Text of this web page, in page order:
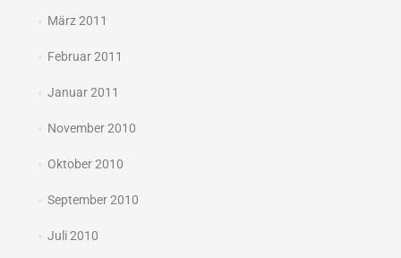
März 2011
Februar 2011
Januar 2011
November 2010
Oktober 2010
September 2010
Juli 2010